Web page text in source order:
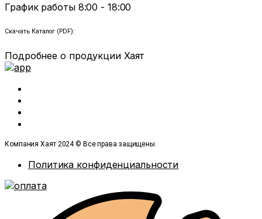
График работы 8:00 - 18:00
Скачать Каталог (PDF):
Подробнее о продукции Хаят
Компания Хаят 2024 © Все права защищены.
Политика конфиденциальности